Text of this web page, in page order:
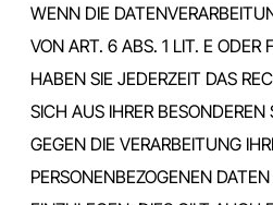
WENN DIE
VON ART. 6 ABS. 1 LIT. E ODER
HABEN SIE JEDERZEIT DAS
SICH AUS IHRER
GEGEN DIE VERARBEITUNG
PERSONENBEZOGENEN